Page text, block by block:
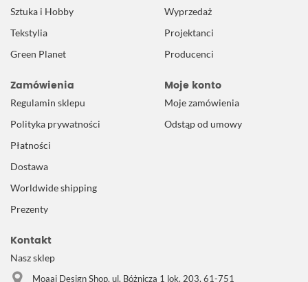
Sztuka i Hobby
Tekstylia
Green Planet
Wyprzedaż
Projektanci
Producenci
Zamówienia
Regulamin sklepu
Polityka prywatności
Płatności
Dostawa
Worldwide shipping
Prezenty
Moje konto
Moje zamówienia
Odstąp od umowy
Kontakt
Nasz sklep
Moaai Design Shop, ul. Bóżnicza 1 lok. 203, 61-751